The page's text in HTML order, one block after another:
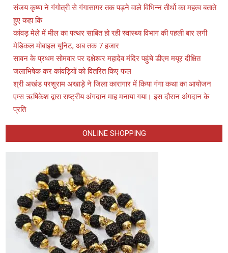
संजय कृष्ण ने गंगोत्री से गंगासागर तक पड़ने वाले विभिन्न तीर्थो का महत्व बताते
हुए कहा कि
कांवड़ मेले में मील का पत्थर साबित हो रही स्वास्थ्य विभाग की पहली बार लगी
मेडिकल मोबाइल यूनिट, अब तक 7 हजार
सावन के प्रथम सोमवार पर दक्षेश्वर महादेव मंदिर पहुंचे डीएम मयूर दीक्षित
जलाभिषेक कर कांवड़ियों को वितरित किए फल
श्री अखंड परशुराम अखाड़े ने जिला कारागार में किया गंगा कथा का आयोजन
एम्स ऋषिकेश द्वारा राष्ट्रीय अंगदान माह मनाया गया। इस दौरान अंगदान के
प्रति
ONLINE SHOPPING